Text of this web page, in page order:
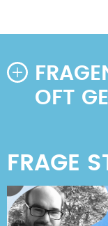
OFT